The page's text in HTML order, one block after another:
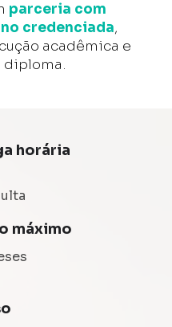
parceria com
credenciada,
acadêmica e
diploma.
horária
máximo